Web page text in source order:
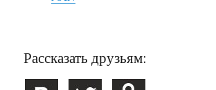
Рассказать друзьям: